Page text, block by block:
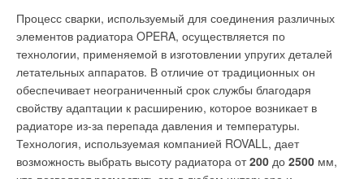
Процесс сварки, используемый для соединения различных
элементов радиатора OPERA, осуществляется по
технологии, применяемой в изготовлении упругих деталей
летательных аппаратов. В отличие от традиционных он
обеспечивает неограниченный срок службы благодаря
свойству адаптации к расширению, которое возникает в
радиаторе из-за перепада давления и температуры.
Технология, используемая компанией ROVALL, дает
возможность выбрать высоту радиатора от200 до 2500 мм,
для него технические характеристики. Опасение, что насос
не обеспечит подачу достаточного объема воды, почти
всегда приводит к тому, что приобретается насос, мощность
которого слишком велика для данной скважины. Отсюда
берут начало все проблемы чрезмерного падения уровня
воды, низкой экономичности и т.п. Для того, чтобы сократить
издержки владения, следует тщательно обсудить вопрос о
станциях, подающих воду из нескольких скважин, как о
серьезной альтернативе в тех случаях, когда уровень